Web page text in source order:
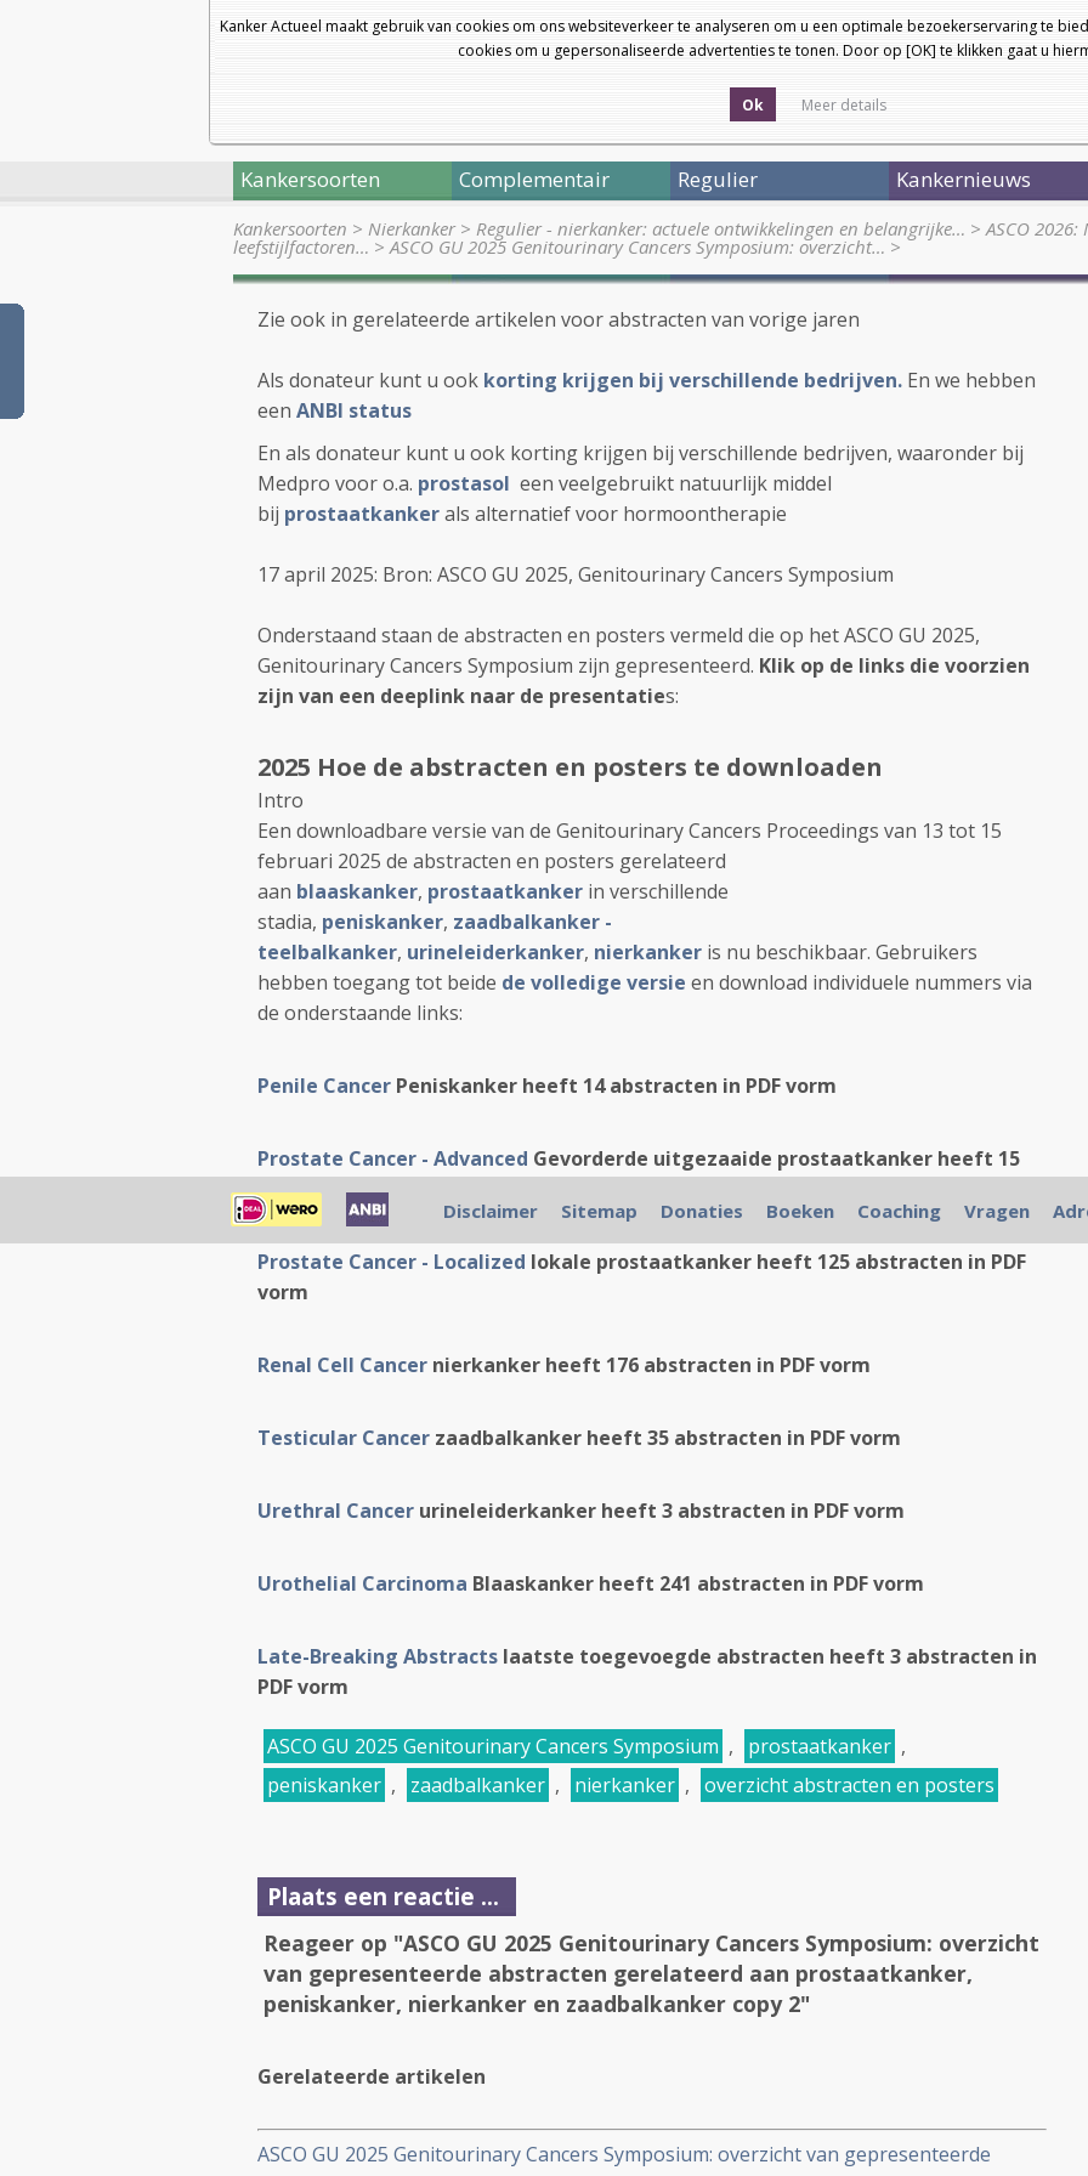
Kanker Actueel maakt gebruik van cookies om ons websiteverkeer te analyseren om u een optimale bezoekerservaring te
cookies om u gepersonaliseerde advertenties te tonen. Door op [OK] te klikken gaat u
Ok Meer details
Kankersoorten Complementair Regulier Kankernieuws
Kankersoorten > Nierkanker> Regulier - nierkanker: actuele ontwikkelingen en belangrijke… >ASCO
leefstijlfactoren… >ASCO GU 2025 Genitourinary Cancers Symposium: overzicht… >
Zie ook in gerelateerde artikelen voor abstracten van vorige jaren
Als donateur kunt u ook korting krijgen bij verschillende bedrijven. En we hebben
een ANBI status
En als donateur kunt u ook korting krijgen bij verschillende bedrijven, waaronder bij
Medpro voor o.a. prostasol een veelgebruikt natuurlijk middel
bij prostaatkankerals alternatief voor hormoontherapie
17 april 2025: Bron: ASCO GU 2025, Genitourinary Cancers Symposium
Onderstaand staan de abstracten en posters vermeld die op het ASCO GU 2025,
Genitourinary Cancers Symposium zijn gepresenteerd. Klik op de links die voorzien
zijn van een deeplink naar de presentaties:
2025 Hoe de abstracten en posters te downloaden
Intro
Een downloadbare versie van de Genitourinary Cancers Proceedings van 13 tot 15
februari 2025 de abstracten en posters gerelateerd
aan blaaskanker, prostaatkanker in verschillende
stadia, peniskanker, zaadbalkanker -
teelbalkanker, urineleiderkanker, nierkanker is nu beschikbaar. Gebruikers
hebben toegang tot beide de volledige versie en download individuele nummers via
de onderstaande links:
Penile Cancer Peniskanker heeft 14 abstracten in PDF vorm
Prostate Cancer - Advanced Gevorderde uitgezaaide prostaatkanker heeft 15
abstracten in PDF vorm
Prostate Cancer - Localized lokale prostaatkanker heeft 125 abstracten in PDF
vorm
Renal Cell Cancer nierkanker heeft 176 abstracten in PDF vorm
Testicular Cancer zaadbalkanker heeft 35 abstracten in PDF vorm
Urethral Cancer urineleiderkanker heeft 3 abstracten in PDF vorm
Urothelial Carcinoma Blaaskanker heeft 241 abstracten in PDF vorm
Late-Breaking Abstracts laatste toegevoegde abstracten heeft 3 abstracten in
PDF vorm
ASCO GU 2025 Genitourinary Cancers Symposium , prostaatkanker ,
peniskanker , zaadbalkanker , nierkanker , overzicht abstracten en posters
Plaats een reactie ...
Reageer op "ASCO GU 2025 Genitourinary Cancers Symposium: overzicht
van gepresenteerde abstracten gerelateerd aan prostaatkanker,
peniskanker, nierkanker en zaadbalkanker copy 2"
Gerelateerde artikelen
ASCO GU 2025 Genitourinary Cancers Symposium: overzicht van gepresenteerde
Disclaimer Sitemap Donaties Boeken Coaching Vragen